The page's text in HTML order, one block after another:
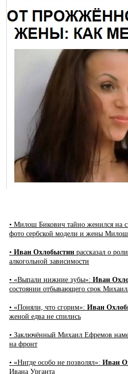
• Милош Бикович тайно женился на
фото сербской модели и жены
• Иван Охлобыстин рассказал о
алкогольной зависимости
• «Выпали нижние зубы»: Иван
состоянии отбывающего срок
• «Поняли, что сгорим»: Иван
женой едва не спились
• Заключённый Михаил Ефремов
на фронт
• «Нигде особо не позволял»: Иван
Ивана Урганта